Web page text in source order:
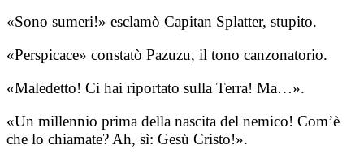
«Sono sumeri!» esclamò Capitan Splatter, stupito.
«Perspicace» constatò Pazuzu, il tono canzonatorio.
«Maledetto! Ci hai riportato sulla Terra! Ma…».
«Un millennio prima della nascita del nemico! Com’è
che lo chiamate? Ah, sì: Gesù Cristo!».